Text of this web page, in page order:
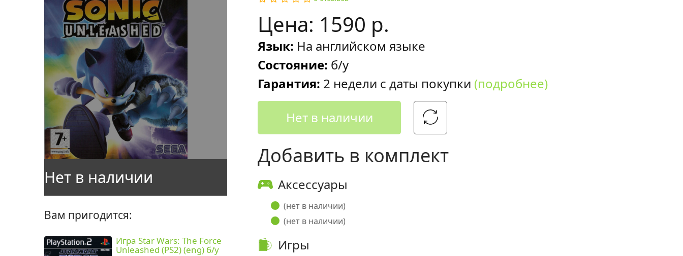
Вам пригодится:
Игра Star Wars: The Force
Unleashed (PS2) (eng) б/у
Цена: 1590 р.
Язык: На английском языке
Состояние: б/у
Гарантия: 2 недели с даты покупки (подробнее)
Нет в наличии
Добавить в комплект
Аксессуары
(нет в наличии)
(нет в наличии)
Игры